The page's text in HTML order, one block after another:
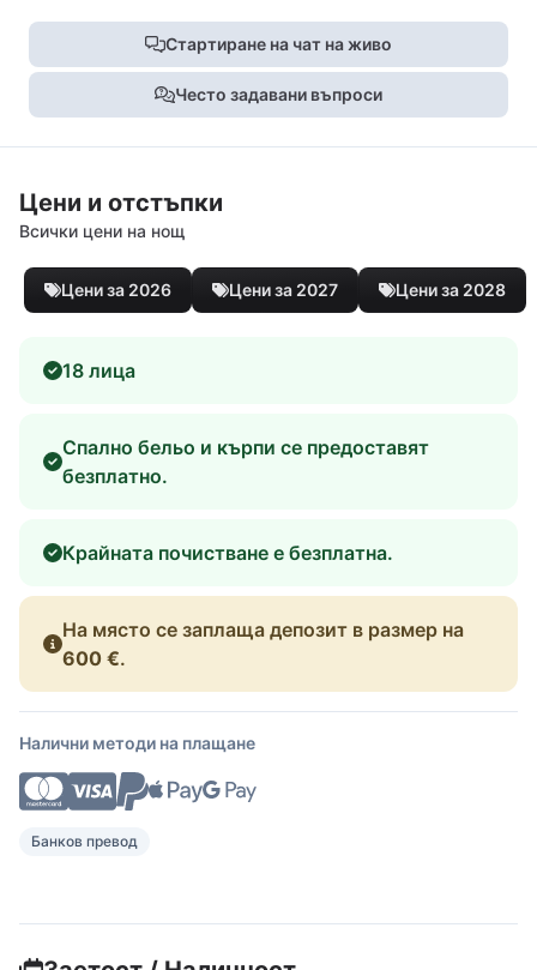
Стартиране на чат на живо
Често задавани въпроси
Цени и отстъпки
Всички цени на нощ
Цени за 2026 Цени за 2027 Цени за 2028
18 лица
Спално бельо и кърпи се предоставят
безплатно.
Крайната почистване е безплатна.
На място се заплаща депозит в размер на
600 €.
Налични методи на плащане
Банков превод